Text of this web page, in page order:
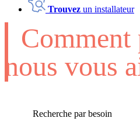
Trouvez un installateur
Comment
nous vous
Recherche par besoin